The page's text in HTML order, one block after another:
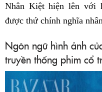
Nhân Kiệt hiện lên với
được thứ chính nghĩa
Ngôn ngữ hình ảnh
truyền thống phim cổ